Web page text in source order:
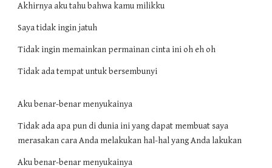
Akhirnya aku tahu bahwa kamu milikku
Saya tidak ingin jatuh
Tidak ingin memainkan permainan cinta ini oh eh oh
Tidak ada tempat untuk bersembunyi
Aku benar-benar menyukainya
Tidak ada apa pun di dunia ini yang dapat membuat saya
merasakan cara Anda melakukan hal-hal yang Anda lakukan
Aku benar-benar menyukainya